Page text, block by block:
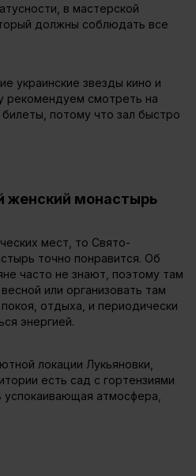
в мастерской
должны соблюдать все
украинские звезды кино и
рекомендуем смотреть на
билеты, потому что зал быстро
женский монастырь
мест, то Свято-
точно понравится. Об
часто не знают, поэтому там
или организовать там
отдыха, и периодически
энергией.
локации Лукьяновки,
есть сад с гортензиями
атмосфера,